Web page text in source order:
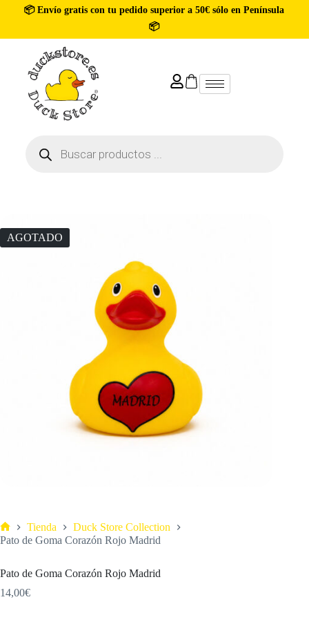
📦 Envío gratis con tu pedido superior a 50€ sólo en Península
📦
AGOTADO
Tienda
Duck Store Collection
Pato de Goma Corazón Rojo Madrid
Pato de Goma Corazón Rojo Madrid
14,00€